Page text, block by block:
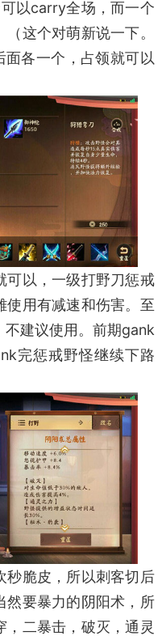
以carry全场，而一个
这个对萌新说一下。
各一个，占领就可以
可以，一级打野刀惩戒
使用有减速和伤害。至
建议使用。前期gank
完惩戒野怪继续下路
秒脆皮，所以刺客切后
然要暴力的阴阳术，所
，二暴击，破灭，通灵